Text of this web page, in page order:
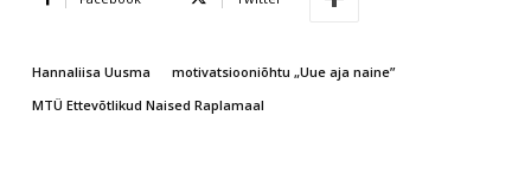
Hannaliisa Uusma
motivatsiooniõhtu „Uue aja naine”
MTÜ Ettevõtlikud Naised Raplamaal